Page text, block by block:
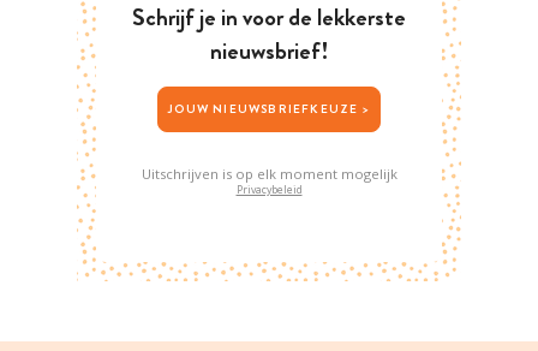
Schrijf je in voor de lekkerste
nieuwsbrief!
JOUW NIEUWSBRIEFKEUZE >
Uitschrijven is op elk moment mogelijk
Privacybeleid